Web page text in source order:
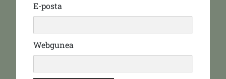
E-posta
Webgunea